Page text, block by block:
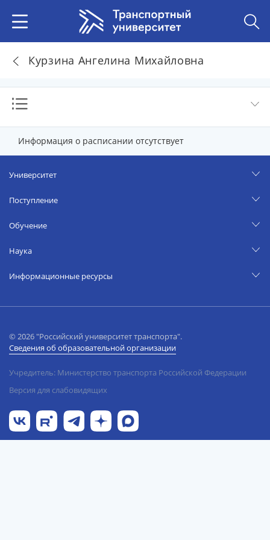
Курзина Ангелина Михайловна
Информация о расписании отсутствует
Университет
Поступление
Обучение
Наука
Информационные ресурсы
© 2026 "Российский университет транспорта".
Сведения об образовательной организации
Учредитель: Министерство транспорта Российской Федерации
Версия для слабовидящих